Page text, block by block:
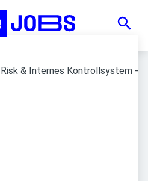
& Internes Kontrollsystem -